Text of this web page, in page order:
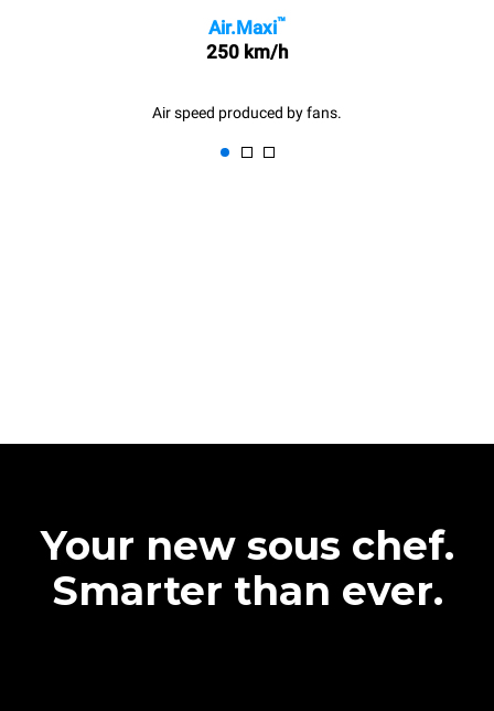
Air.Maxi™
250 km/h
Air speed produced by fans.
Your new sous chef.
Smarter than ever.